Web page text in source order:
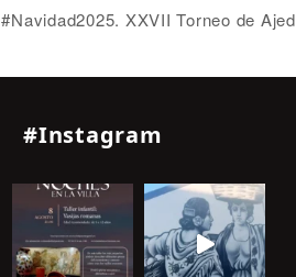
#Navidad2025. XXVII Torneo de
#Instagram